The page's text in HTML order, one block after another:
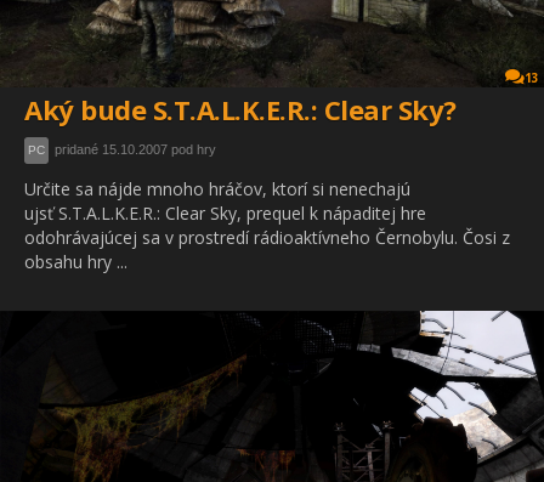
13
Aký bude S.T.A.L.K.E.R.: Clear Sky?
PC pridané 15.10.2007 pod hry
Určite sa nájde mnoho hráčov, ktorí si nenechajú
ujsť S.T.A.L.K.E.R.: Clear Sky, prequel k nápaditej hre
odohrávajúcej sa v prostredí rádioaktívneho Černobylu. Čosi z
obsahu hry ...